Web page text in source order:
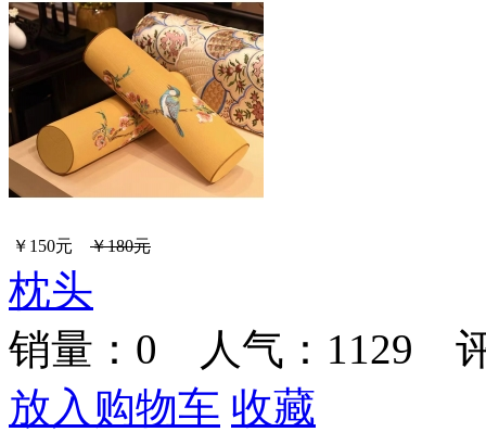
￥150元 ￥180元
枕头
销量： 0 人气：1129
放入购物车 收藏